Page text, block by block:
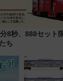
8秒、888セッ
ち